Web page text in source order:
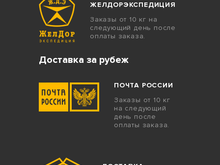
ЖЕЛДОРЭКСПЕДИЦИЯ
Заказы от 10 кг на
следующий день после
оплаты заказа.
Доставка за рубеж
ПОЧТА РОССИИ
Заказы от 10 кг
на следующий
день после
оплаты заказа.